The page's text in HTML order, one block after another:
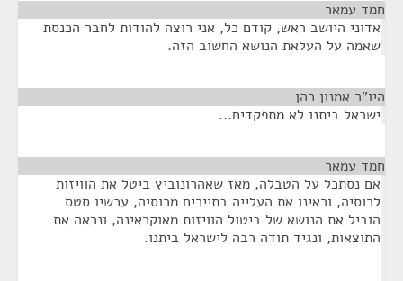
חמד עמאר
אדוני היושב ראש, קודם כל, אני רוצה להודות לחבר הכנסת
שאמה על העלאת הנושא החשוב הזה.
היו"ר אמנון כהן
ישראל ביתנו לא מתפקדים...
חמד עמאר
אם נסתכל על הטבלה, מאז שאהרונוביץ ביטל את הוויזות
לרוסיה, וראינו את העלייה בתיירים מרוסיה, עכשיו סטס
הוביל את הנושא של ביטול הוויזות מאוקראינה, ונראה את
התוצאות, ונגיד תודה רבה לישראל ביתנו.